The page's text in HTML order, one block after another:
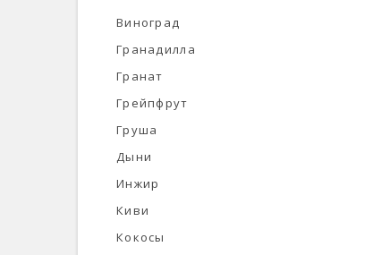
Виноград
Гранадилла
Гранат
Грейпфрут
Груша
Дыни
Инжир
Киви
Кокосы